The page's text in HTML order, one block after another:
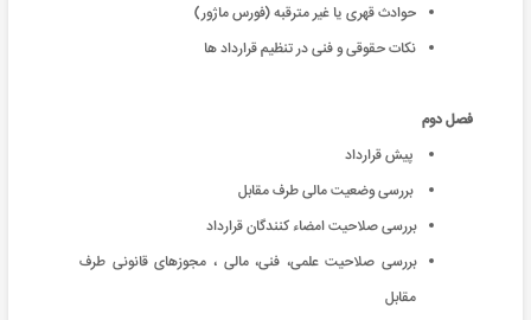
حوادث قهری یا غیر مترقبه (فورس ماژور)
نکات حقوقی و فنی در تنظیم قرارداد ها
فصل دوم
پیش قرارداد
بررسی وضعیت مالی طرف مقابل
بررسی صلاحیت امضاء کنندگان قرارداد
بررسی صلاحیت علمی، فنی، مالی ، مجوزهای قانونی طرف
مقابل